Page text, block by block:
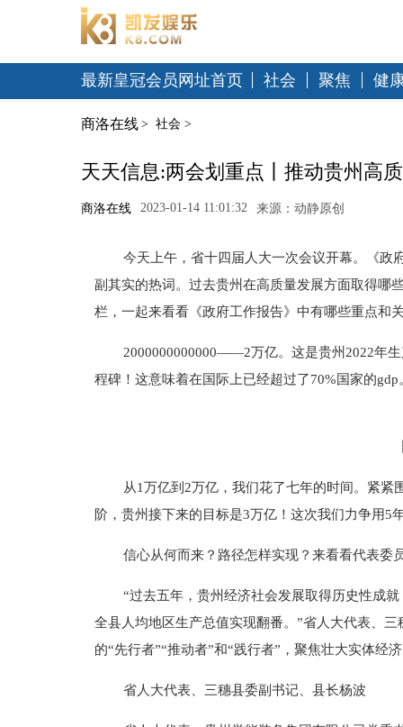
最新皇冠会员网址首页 社会 聚焦 健
商洛在线 > 社会 >
天天信息:两会划重点丨推动贵州高
商洛在线 2023-01-14 11:01:32 来源：动静原创
今天上午，省十四届人大一次会议开幕。《政
副其实的热词。过去贵州在高质量发展方面取得哪
栏，一起来看看《政府工作报告》中有哪些重点和
2000000000000——2万亿。这是贵州2022年
程碑！这意味着在国际上已经超过了70%国家的gdp
从1万亿到2万亿，我们花了七年的时间。紧紧
阶，贵州接下来的目标是3万亿！这次我们力争用5
信心从何而来？路径怎样实现？来看看代表委
“过去五年，贵州经济社会发展取得历史性成
全县人均地区生产总值实现翻番。”省人大代表、
的“先行者”“推动者”和“践行者”，聚焦壮大实体经
省人大代表、三穗县委副书记、县长杨波